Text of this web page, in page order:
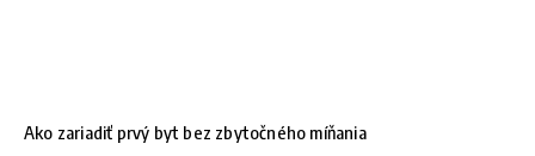
Ako zariadiť prvý byt bez zbytočného míňania